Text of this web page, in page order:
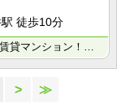
徒歩10分
『ジュイールパルフェ西新井』！ペット可！分譲賃貸マンション！東武スカイツリーライン「西新井」駅徒歩1･･･
> ≫